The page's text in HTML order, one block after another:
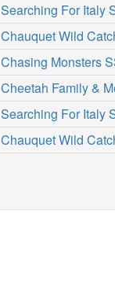
Searching For Italy
Chauquet Wild
Chasing Monsters
Cheetah Family &
Searching For Italy
Chauquet Wild